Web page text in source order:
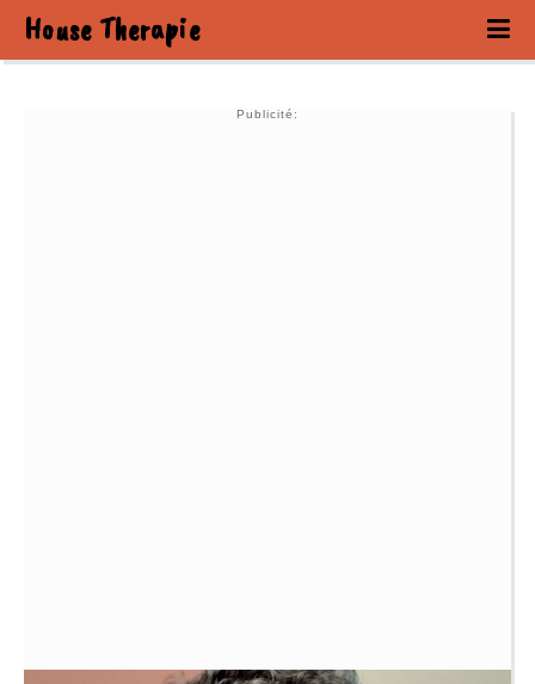
House Therapie
Publicité: